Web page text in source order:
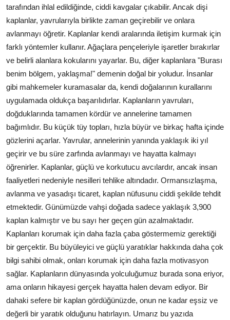
tarafından ihlal edildiğinde, ciddi kavgalar çıkabilir. Ancak dişi
kaplanlar, yavrularıyla birlikte zaman geçirebilir ve onlara
avlanmayı öğretir. Kaplanlar kendi aralarında iletişim kurmak için
farklı yöntemler kullanır. Ağaçlara pençeleriyle işaretler bırakırlar
ve belirli alanlara kokularını yayarlar. Bu, diğer kaplanlara "Burası
benim bölgem, yaklaşma!" demenin doğal bir yoludur. İnsanlar
gibi mahkemeler kuramasalar da, kendi doğalarının kurallarını
uygulamada oldukça başarılıdırlar. Kaplanların yavruları,
doğduklarında tamamen kördür ve annelerine tamamen
bağımlıdır. Bu küçük tüy topları, hızla büyür ve birkaç hafta içinde
gözlerini açarlar. Yavrular, annelerinin yanında yaklaşık iki yıl
geçirir ve bu süre zarfında avlanmayı ve hayatta kalmayı
öğrenirler. Kaplanlar, güçlü ve korkutucu avcılardır, ancak insan
faaliyetleri nedeniyle nesilleri tehlike altındadır. Ormansızlaşma,
avlanma ve yasadışı ticaret, kaplan nüfusunu ciddi şekilde tehdit
etmektedir. Günümüzde vahşi doğada sadece yaklaşık 3,900
kaplan kalmıştır ve bu sayı her geçen gün azalmaktadır.
Kaplanları korumak için daha fazla çaba göstermemiz gerektiği
bir gerçektir. Bu büyüleyici ve güçlü yaratıklar hakkında daha çok
bilgi sahibi olmak, onları korumak için daha fazla motivasyon
sağlar. Kaplanların dünyasında yolculuğumuz burada sona eriyor,
ama onların hikayesi gerçek hayatta halen devam ediyor. Bir
dahaki sefere bir kaplan gördüğünüzde, onun ne kadar eşsiz ve
değerli bir yaratık olduğunu hatırlayın. Umarız bu yazıda